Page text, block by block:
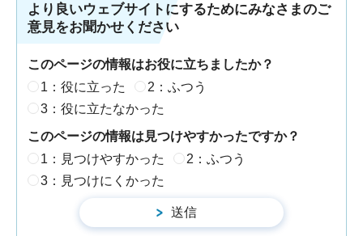
より良いウェブサイトにするためにみなさまのご
意見をお聞かせください
このページの情報はお役に立ちましたか？
1：役に立った
2：ふつう
3：役に立たなかった
このページの情報は見つけやすかったですか？
1：見つけやすかった
2：ふつう
3：見つけにくかった